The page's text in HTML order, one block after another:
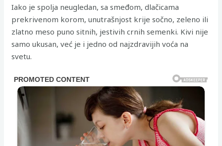
Iako je spolja neugledan, sa smeđom, dlačicama
prekrivenom korom, unutrašnjost krije sočno, zeleno ili
zlatno meso puno sitnih, jestivih crnih semenki. Kivi nije
samo ukusan, već je i jedno od najzdravijih voća na
svetu.